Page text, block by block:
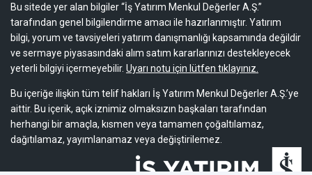
Bu sitede yer alan bilgiler “İş Yatırım Menkul Değerler A.Ş.”
tarafından genel bilgilendirme amacı ile hazırlanmıştır. Yatırım
bilgi, yorum ve tavsiyeleri yatırım danışmanlığı kapsamında değildir
ve sermaye piyasasındaki alım satım kararlarınızı destekleyecek
yeterli bilgiyi içermeyebilir. Uyarı notu için lütfen tıklayınız.
Bu içeriğe ilişkin tüm telif hakları İş Yatırım Menkul Değerler A.Ş.’ye
aittir. Bu içerik, açık iznimiz olmaksızın başkaları tarafından
herhangi bir amaçla, kısmen veya tamamen çoğaltılamaz,
dağıtılamaz, yayımlanamaz veya değiştirilemez.